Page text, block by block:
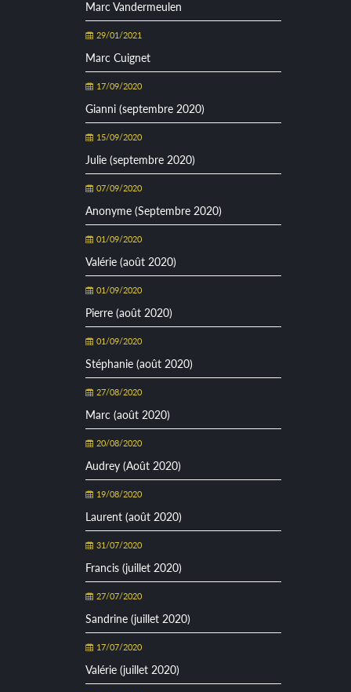
Marc Vandermeulen
29/01/2021
Marc Cuignet
17/09/2020
Gianni (septembre 2020)
15/09/2020
Julie (septembre 2020)
07/09/2020
Anonyme (Septembre 2020)
01/09/2020
Valérie (août 2020)
01/09/2020
Pierre (août 2020)
01/09/2020
Stéphanie (août 2020)
27/08/2020
Marc (août 2020)
20/08/2020
Audrey (Août 2020)
19/08/2020
Laurent (août 2020)
31/07/2020
Francis (juillet 2020)
27/07/2020
Sandrine (juillet 2020)
17/07/2020
Valérie (juillet 2020)